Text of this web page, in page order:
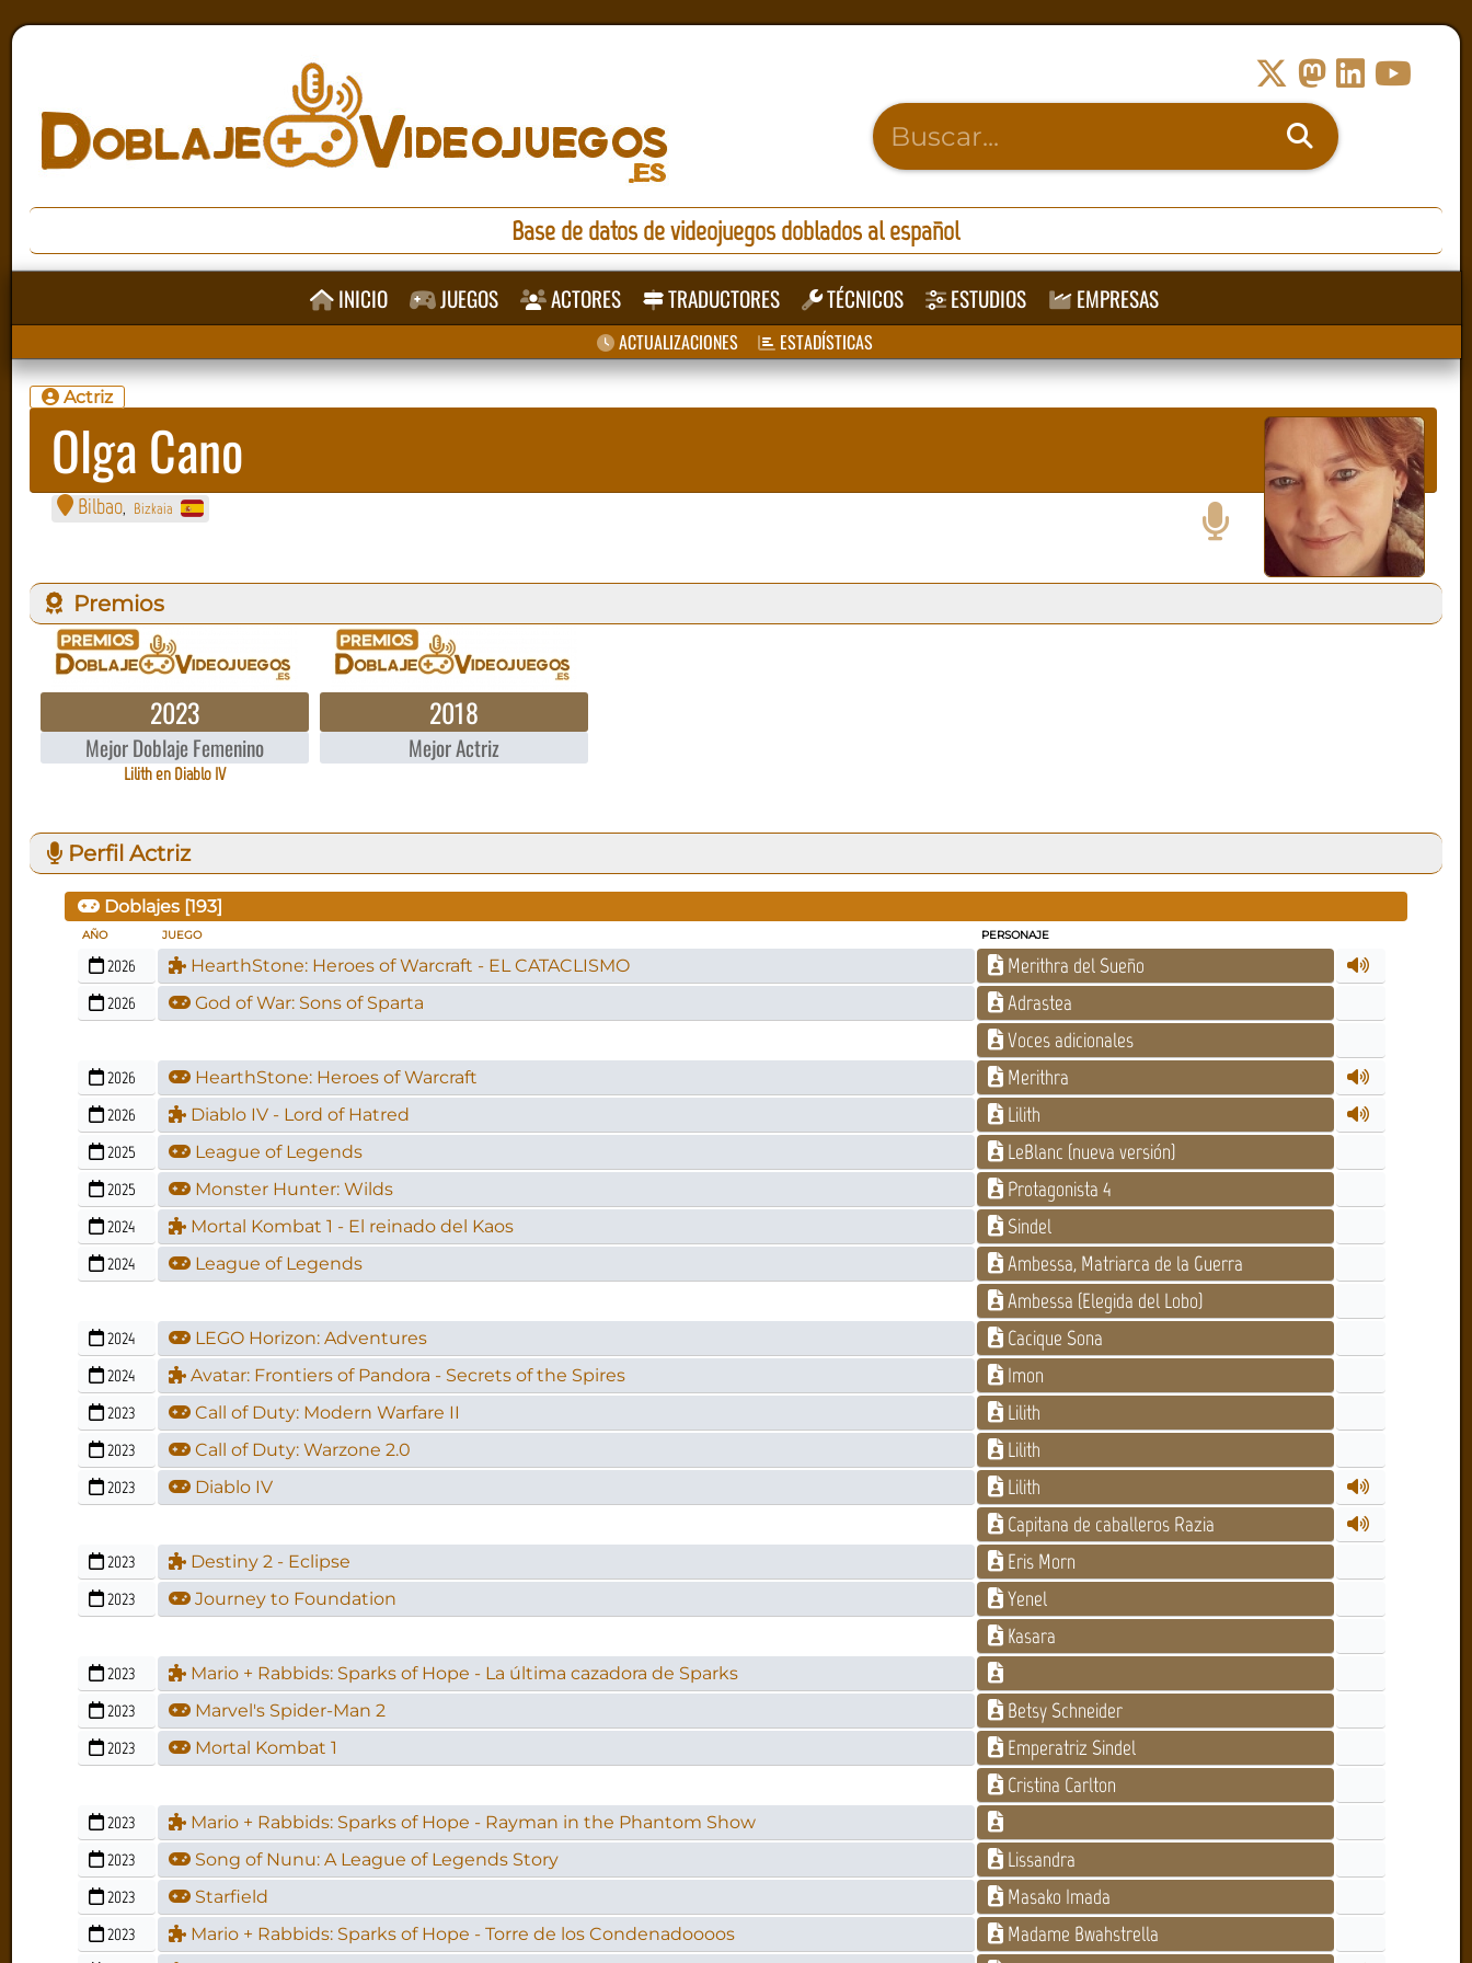
Base de datos de videojuegos doblados al español
INICIO JUEGOS ACTORES TRADUCTORES TÉCNICOS ESTUDIOS EMPRESAS
ACTUALIZACIONES ESTADÍSTICAS
Actriz
Olga Cano
Bilbao, Bizkaia
Premios
2023
Mejor Doblaje Femenino
Lilith en Diablo IV
2018
Mejor Actriz
Perfil Actriz
Doblajes [193]
AÑO JUEGO PERSONAJE
2026 HearthStone: Heroes of Warcraft - EL CATACLISMO Merithra del Sueño
2026 God of War: Sons of Sparta
Adrastea
Voces adicionales
2026 HearthStone: Heroes of Warcraft Merithra
2026 Diablo IV - Lord of Hatred Lilith
2025 League of Legends LeBlanc (nueva versión)
2025 Monster Hunter: Wilds Protagonista 4
2024 Mortal Kombat 1 - El reinado del Kaos Sindel
2024 League of Legends
Ambessa, Matriarca de la Guerra
Ambessa (Elegida del Lobo)
2024 LEGO Horizon: Adventures Cacique Sona
2024 Avatar: Frontiers of Pandora - Secrets of the Spires Imon
2023 Call of Duty: Modern Warfare II Lilith
2023 Call of Duty: Warzone 2.0 Lilith
2023 Diablo IV
Lilith
Capitana de caballeros Razia
2023 Destiny 2 - Eclipse Eris Morn
2023 Journey to Foundation
Yenel
Kasara
2023
Mario + Rabbids: Sparks of Hope - La última cazadora de Sparks
2023
Marvel's Spider-Man 2 Betsy Schneider
2023 Mortal Kombat 1
Emperatriz Sindel
Cristina Carlton
2023
Mario + Rabbids: Sparks of Hope - Rayman in the Phantom Show
2023
Song of Nunu: A League of Legends Story Lissandra
2023 Starfield Masako Imada
2023 Mario + Rabbids: Sparks of Hope - Torre de los Condenadoooos Madame Bwahstrella